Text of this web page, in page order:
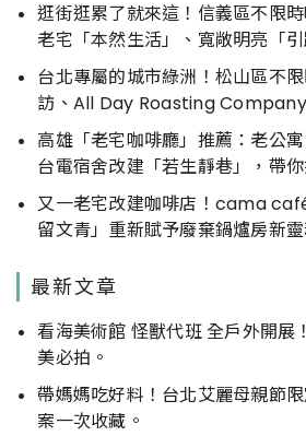
逛街逛累了就來這！信義區不限
老宅「本然生活」、寬敞明亮「
偷閒的悠閒時光
台北專屬的城市綠洲！松山區不
訪、All Day Roasting Company
後時光
高雄「老宅咖啡廳」推薦：老公
台電宿舍改建「若生靜巷」，帶
又一老宅改建咖啡店！cama
留文青」重新賦予廢棄鍋爐房新
最新文章
看海美術館 怪獸代班 全戶外開展
美必拍。
帶媽媽吃好料！台北艾麗母親節
案一次收藏。